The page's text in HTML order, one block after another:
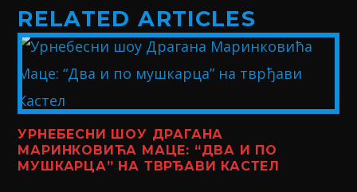
RELATED ARTICLES
УРНЕБЕСНИ ШОУ ДРАГАНА
МАРИНКОВИЋА МАЦЕ: “ДВА И ПО
МУШКАРЦА” НА ТВРЂАВИ КАСТЕЛ